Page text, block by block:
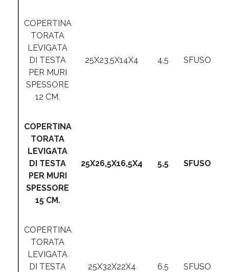
COPERTINA
TORATA
LEVIGATA
DI TESTA
PER MURI
SPESSORE
12 CM.
25X23,5X14X4 4,5 SFUSO
COPERTINA
TORATA
LEVIGATA
DI TESTA
PER MURI
SPESSORE
15 CM.
25X26,5X16,5X4 5,5 SFUSO
COPERTINA
TORATA
LEVIGATA
DI TESTA
25X32X22X4 6,5 SFUSO